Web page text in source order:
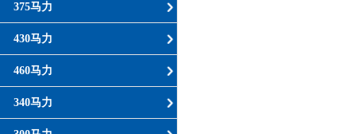
375马力
430马力
460马力
340马力